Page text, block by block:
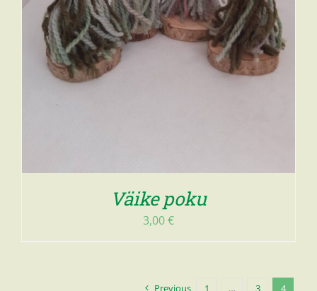
Väike poku
3,00€
Previous 1 … 3 4